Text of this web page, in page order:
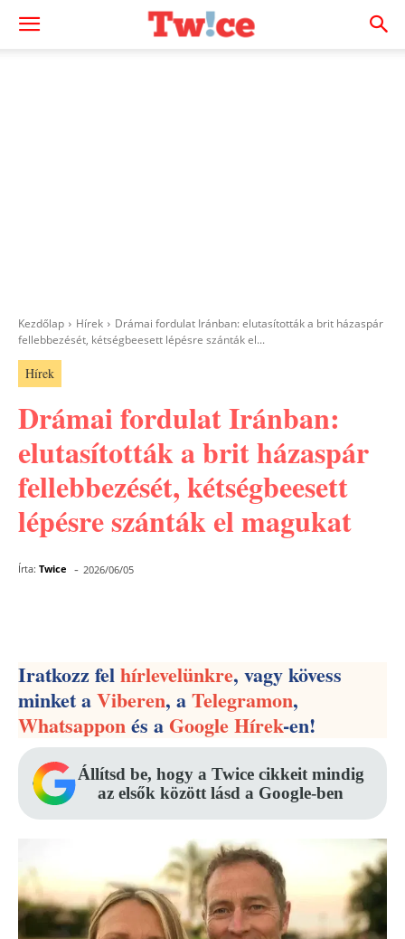
Kezdőlap Hírek
Drámai fordulat Iránban: elutasították a brit házaspár
fellebbezését, kétségbeesett lépésre szánták el...
Hírek
Drámai fordulat Iránban:
elutasították a brit házaspár
fellebbezését, kétségbeesett
lépésre szánták el magukat
Írta: Twice - 2026/06/05
Iratkozz felhírlevelünkre, vagy kövess
minket aViberen, aTelegramon,
Whatsapponés aGoogle Hírek-en!
Állítsd be, hogy a Twice cikkeit mindig
az elsők között lásd a Google-ben